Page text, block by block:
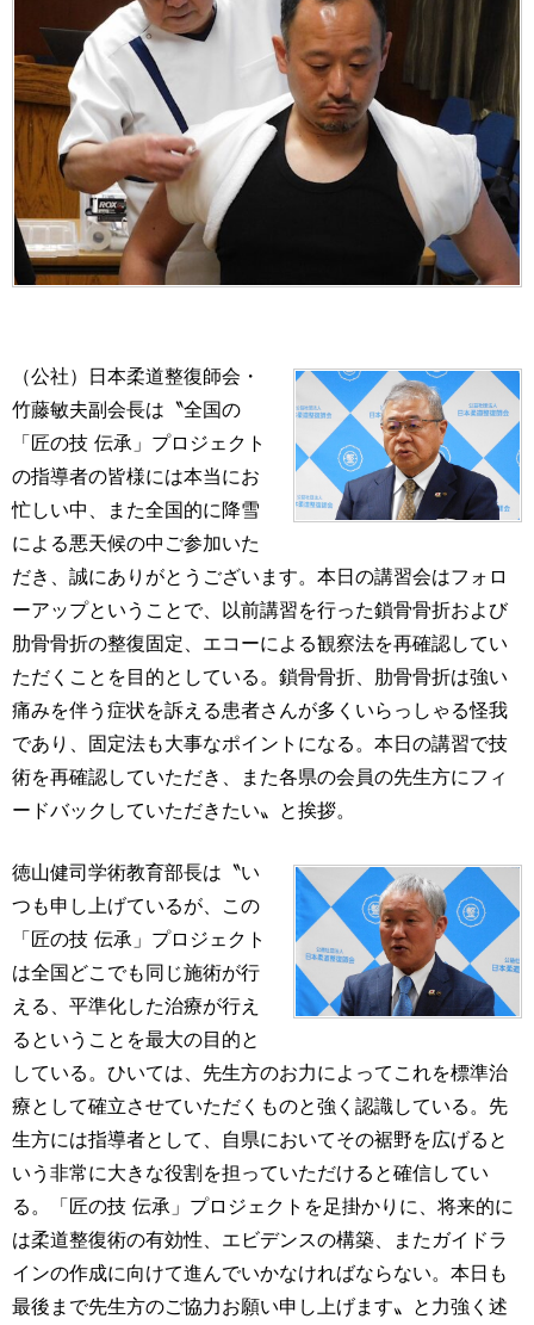
（公社）日本柔道整復師会・
竹藤敏夫副会長は〝全国の
「匠の技 伝承」プロジェクト
の指導者の皆様には本当にお
忙しい中、また全国的に降雪
による悪天候の中ご参加いた
だき、誠にありがとうございます。本日の講習会はフォロ
ーアップということで、以前講習を行った鎖骨骨折および
肋骨骨折の整復固定、エコーによる観察法を再確認してい
ただくことを目的としている。鎖骨骨折、肋骨骨折は強い
痛みを伴う症状を訴える患者さんが多くいらっしゃる怪我
であり、固定法も大事なポイントになる。本日の講習で技
術を再確認していただき、また各県の会員の先生方にフィ
ードバックしていただきたい〟と挨拶。
徳山健司学術教育部長は〝い
つも申し上げているが、この
「匠の技 伝承」プロジェクト
は全国どこでも同じ施術が行
える、平準化した治療が行え
るということを最大の目的と
している。ひいては、先生方のお力によってこれを標準治
療として確立させていただくものと強く認識している。先
生方には指導者として、自県においてその裾野を広げると
いう非常に大きな役割を担っていただけると確信してい
る。「匠の技 伝承」プロジェクトを足掛かりに、将来的に
は柔道整復術の有効性、エビデンスの構築、またガイドラ
インの作成に向けて進んでいかなければならない。本日も
最後まで先生方のご協力お願い申し上げます〟と力強く述